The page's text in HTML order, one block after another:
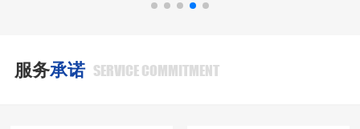
服务承诺 SERVICE COMMITMENT